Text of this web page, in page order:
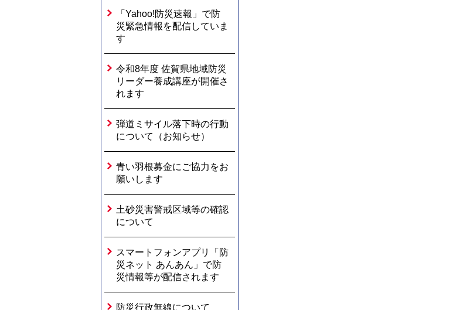
「Yahoo!防災速報」で防
災緊急情報を配信していま
す
令和8年度 佐賀県地域防災
リーダー養成講座が開催さ
れます
弾道ミサイル落下時の行動
について（お知らせ）
青い羽根募金にご協力をお
願いします
土砂災害警戒区域等の確認
について
スマートフォンアプリ「防
災ネット あんあん」で防
災情報等が配信されます
防災行政無線について